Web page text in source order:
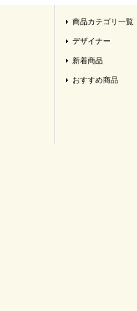
商品カテゴリ一覧
デザイナー
新着商品
おすすめ商品